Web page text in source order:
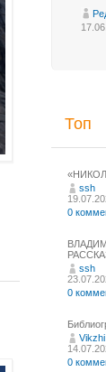
Топ
ssh
0
ssh
0
Vikzhi
0